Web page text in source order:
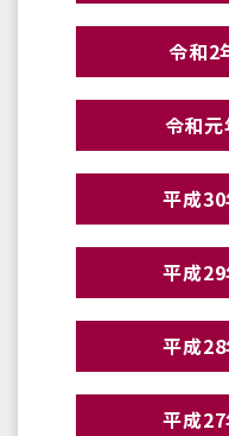
令和2
令和元
平成30
平成29
平成28
平成27